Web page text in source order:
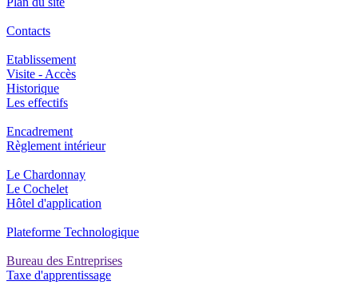
Contacts
Etablissement
Visite - Accès
Historique
Les effectifs
Encadrement
Règlement intérieur
Le Chardonnay
Le Cochelet
Hôtel d'application
Plateforme Technologique
Bureau des Entreprises
Taxe d'apprentissage